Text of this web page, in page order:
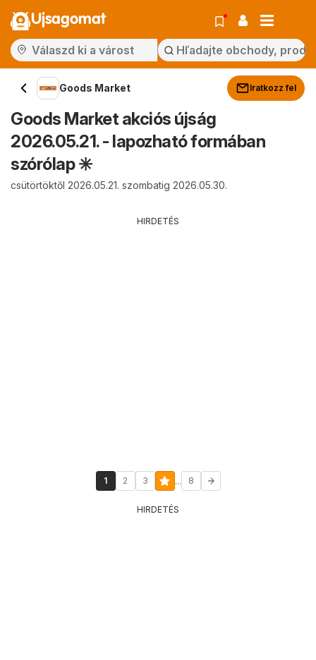
Ujsagomat
Goods Market Iratkozz fel
Goods Market akciós újság
2026.05.21. - lapozható formában
szórólap ✳️
csütörtöktől 2026.05.21. szombatig 2026.05.30.
HIRDETÉS
1 2 3 ... 8
HIRDETÉS